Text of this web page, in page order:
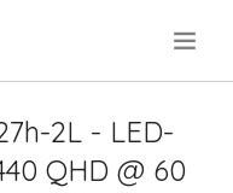
2L - LED-
QHD @ 60